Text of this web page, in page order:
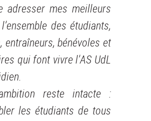
adresser mes meilleurs
des étudiants,
entraîneurs, bénévoles et
qui font vivre l’AS UdL
reste intacte :
les étudiants de tous